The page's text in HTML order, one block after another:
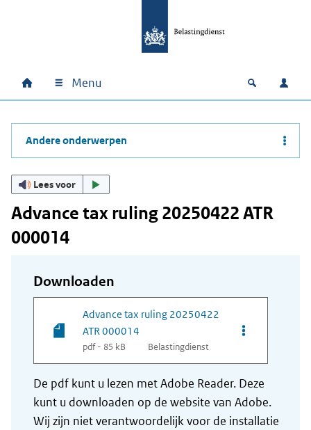
Hoofdnavigatie
Home Menu Open
Andere onderwerpen
Lees voor
Advance tax ruling 20250422 ATR
000014
Downloaden
Advance tax ruling 20250422
ATR 000014
pdf - 85 kB Belastingdienst
Opties van
De pdf kunt u lezen met Adobe Reader. Deze
kunt u downloaden op de website van Adobe.
Wij zijn niet verantwoordelijk voor de installatie